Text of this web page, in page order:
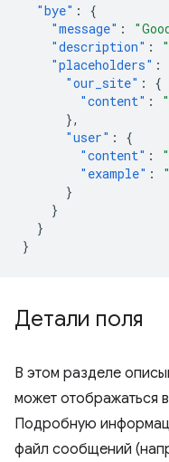
"bye" :
{
"message" :
"description" :
"placeholders" :
"our_site" :
{
"content" :
},
"user" :
{
"content" :
"example" :
}
}
}
}
Детали поля
В этом разделе
может отображаться
Подробную
файл сообщений